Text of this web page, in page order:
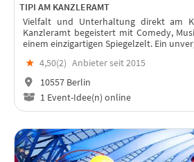
TIPI AM KANZLERAMT
Vielfalt und Unterhaltung direkt am
Kanzleramt begeistert mit Comedy,
einem einzigartigen Spiegelzelt. Ein
★ 4,50(2) Anbieter seit 2015
10557 Berlin
1 Event-Idee(n) online